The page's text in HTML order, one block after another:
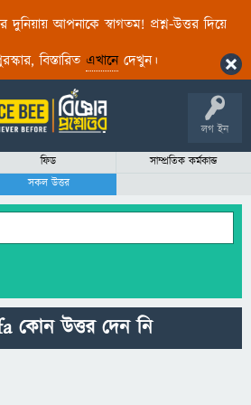
দুনিয়ায় আপনাকে স্বাগতম! প্রশ্ন-উত্তর দিয়ে
বিস্তারিত এখানেদেখুন।
লগ ইন
ফিড
সাম্প্রতিক কর্মকান্ড
সকল উত্তর
কোন উত্তর দেন নি